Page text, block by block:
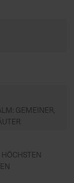
GEMEINER,